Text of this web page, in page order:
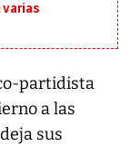
varias
partidista
a las
sus